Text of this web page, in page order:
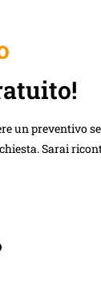
un preventivo
Sarai